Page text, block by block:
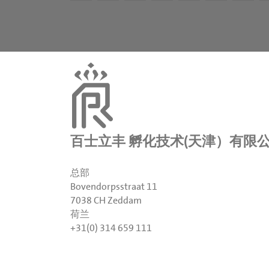
百士立丰 孵化技术(天津）有限
总部
Bovendorpsstraat 11
7038 CH Zeddam
荷兰
+31(0) 314 659 111